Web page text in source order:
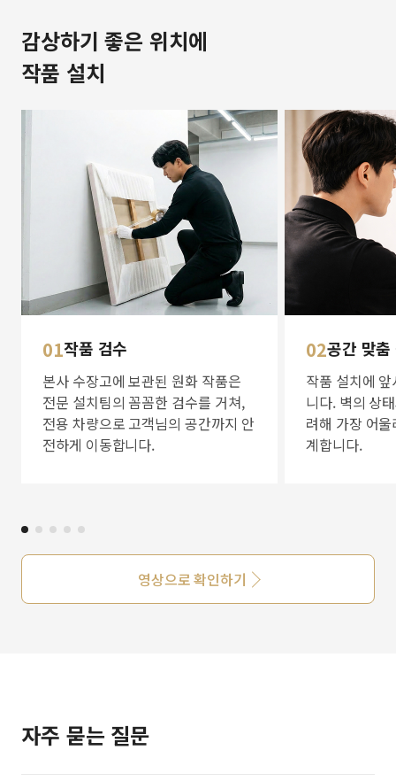
감상하기 좋은 위치에
작품 설치
01작품 검수
본사 수장고에 보관된 원화 작품은
전문 설치팀의 꼼꼼한 검수를 거쳐,
전용 차량으로 고객님의 공간까지 안
전하게 이동합니다.
02공간 맞
작품 설치에
니다. 벽의 상
려해 가장 어
계합니다.
영상으로 확인하기
자주 묻는 질문